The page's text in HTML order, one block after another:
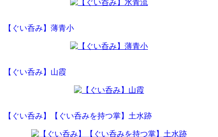
【ぐい呑み】薄青小
【ぐい呑み】山霞
【ぐい呑み】【ぐい呑みを持つ掌】土水跡